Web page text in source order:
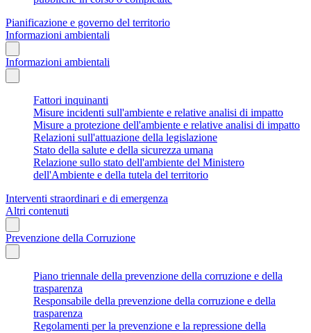
Pianificazione e governo del territorio
Informazioni ambientali
Informazioni ambientali
Fattori inquinanti
Misure incidenti sull'ambiente e relative analisi di impatto
Misure a protezione dell'ambiente e relative analisi di impatto
Relazioni sull'attuazione della legislazione
Stato della salute e della sicurezza umana
Relazione sullo stato dell'ambiente del Ministero
dell'Ambiente e della tutela del territorio
Interventi straordinari e di emergenza
Altri contenuti
Prevenzione della Corruzione
Piano triennale della prevenzione della corruzione e della
trasparenza
Responsabile della prevenzione della corruzione e della
trasparenza
Regolamenti per la prevenzione e la repressione della